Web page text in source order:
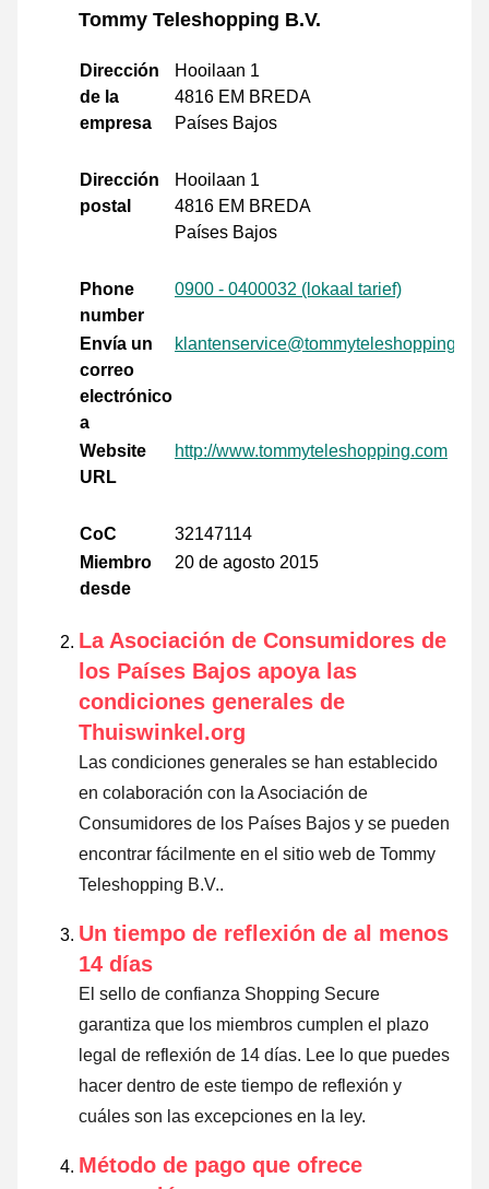
Tommy Teleshopping B.V.
Dirección
de la
empresa
Hooilaan 1
4816 EM BREDA
Países Bajos
Dirección
postal
Hooilaan 1
4816 EM BREDA
Países Bajos
Phone
number
0900 - 0400032 (lokaal tarief)
Envía un
correo
electrónico
a
Website
URL
http://www.tommyteleshopping.com
CoC
32147114
Miembro
desde
20 de agosto 2015
La Asociación de Consumidores de
los Países Bajos apoya las
condiciones generales de
Thuiswinkel.org
Las condiciones generales se han establecido
en colaboración con la Asociación de
Consumidores de los Países Bajos y se pueden
encontrar fácilmente en el sitio web de Tommy
Teleshopping B.V..
Un tiempo de reflexión de al menos
14 días
El sello de confianza Shopping Secure
garantiza que los miembros cumplen el plazo
legal de reflexión de 14 días. Lee lo que puedes
hacer dentro de este tiempo de reflexión y
cuáles son las excepciones en la ley.
Método de pago que ofrece